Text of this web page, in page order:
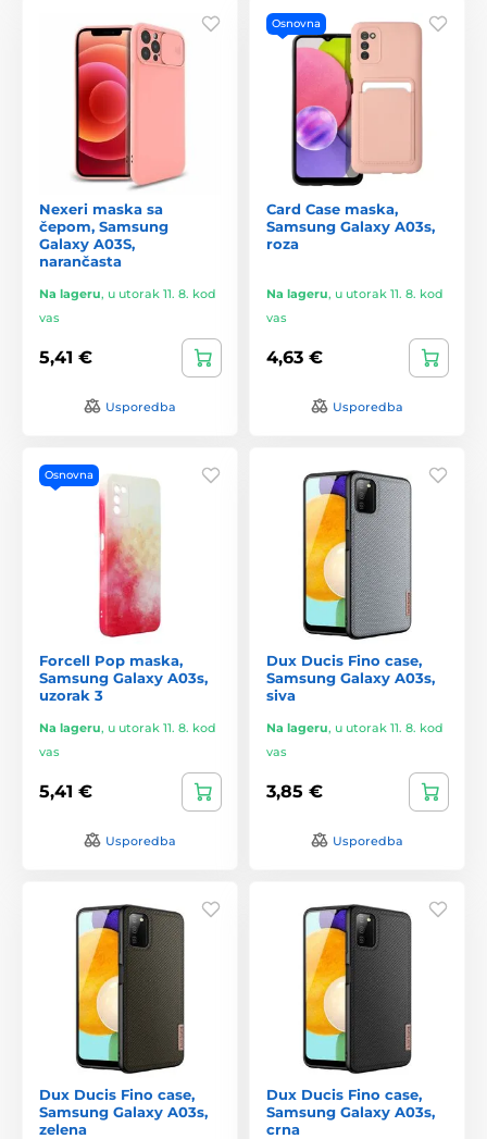
Nexeri maska sa
čepom, Samsung
Galaxy A03S,
narančasta
Na lageru, u utorak 11. 8. kod
vas
5,41 €
Usporedba
Osnovna
Card Case maska,
Samsung Galaxy A03s,
roza
Na lageru, u utorak 11. 8. kod
vas
4,63 €
Usporedba
Osnovna
Forcell Pop maska,
Samsung Galaxy A03s,
uzorak 3
Na lageru, u utorak 11. 8. kod
vas
5,41 €
Usporedba
Dux Ducis Fino case,
Samsung Galaxy A03s,
siva
Na lageru, u utorak 11. 8. kod
vas
3,85 €
Usporedba
Dux Ducis Fino case,
Samsung Galaxy A03s,
zelena
Dux Ducis Fino case,
Samsung Galaxy A03s,
crna